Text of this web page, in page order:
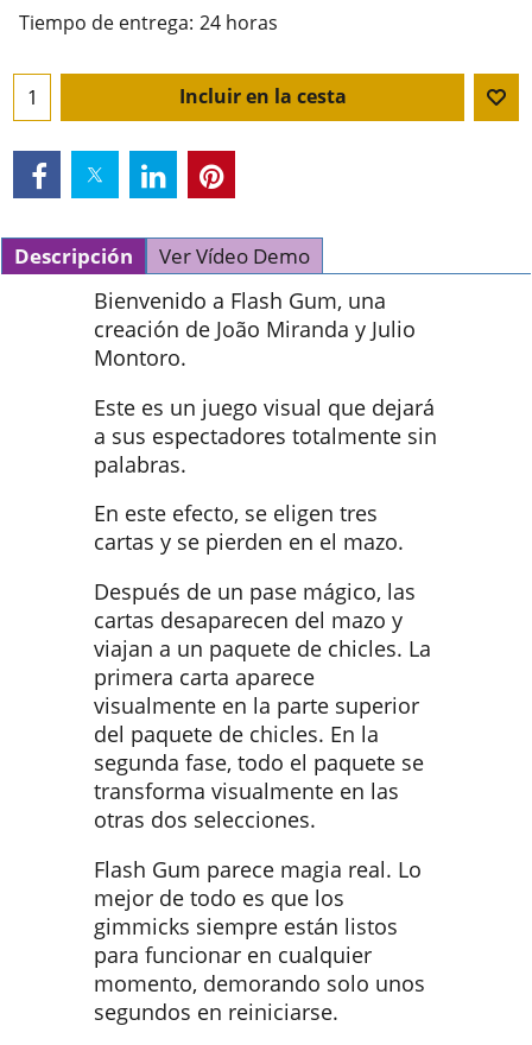
Tiempo de entrega: 24 horas
Incluir en la cesta
Descripción Ver Vídeo Demo
Bienvenido a Flash Gum, una
creación de João Miranda y Julio
Montoro.
Este es un juego visual que dejará
a sus espectadores totalmente sin
palabras.
En este efecto, se eligen tres
cartas y se pierden en el mazo.
Después de un pase mágico, las
cartas desaparecen del mazo y
viajan a un paquete de chicles. La
primera carta aparece
visualmente en la parte superior
del paquete de chicles. En la
segunda fase, todo el paquete se
transforma visualmente en las
otras dos selecciones.
Flash Gum parece magia real. Lo
mejor de todo es que los
gimmicks siempre están listos
para funcionar en cualquier
momento, demorando solo unos
segundos en reiniciarse.